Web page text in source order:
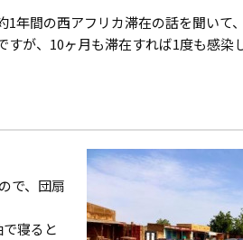
年間の西アフリカ滞在の話を聞いて
が、10ヶ月も滞在すれば1度も感染
で、団扇
寝ると